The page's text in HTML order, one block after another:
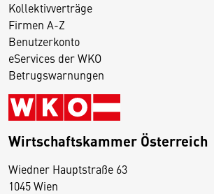
Kollektivverträge
Firmen A-Z
Benutzerkonto
eServices der WKO
Betrugswarnungen
Wirtschaftskammer Österreich
Wiedner Hauptstraße 63
1045 Wien
D